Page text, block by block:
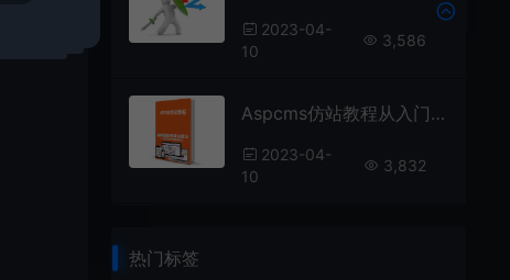
2023-04-
10
3,586
Aspcms仿站教程从入门到精通
2023-04-
10
3,832
热门标签